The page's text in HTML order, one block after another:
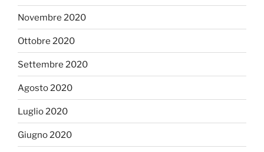
Novembre 2020
Ottobre 2020
Settembre 2020
Agosto 2020
Luglio 2020
Giugno 2020